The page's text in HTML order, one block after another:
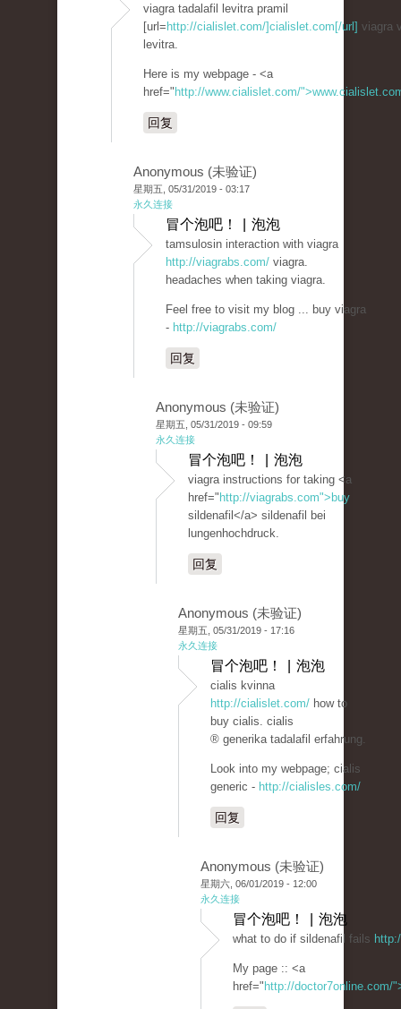
viagra tadalafil levitra pramil
[url= http://cialislet.com/]cialislet.com[/url] viagra
levitra.
Here is my webpage - <a
href=" http://www.cialislet.com/
回复
Anonymous (未验证)
星期五, 05/31/2019 - 03:17
永久连接
冒个泡吧！ | 泡泡
tamsulosin interaction with viagra
http://viagrabs.com/ viagra.
headaches when taking viagra.
Feel free to visit my blog ... buy viagra
- http://viagrabs.com/
回复
Anonymous (未验证)
星期五, 05/31/2019 - 09:59
永久连接
冒个泡吧！ | 泡泡
viagra instructions for taking <a
href=" http://viagrabs.com">buy
sildenafil</a> sildenafil bei
lungenhochdruck.
回复
Anonymous (未验证)
星期五, 05/31/2019 - 17:16
永久连接
冒个泡吧！ | 泡泡
cialis kvinna
http://cialislet.com/ how to
buy cialis. cialis
® generika tadalafil erfahrung.
Look into my webpage; cialis
generic - http://cialisles.com/
回复
Anonymous (未验证)
星期六, 06/01/2019 - 12:00
永久连接
冒个泡吧！ | 泡泡
what to do if sildenafil fails
My page :: <a
href=" http://doctor7online.com/